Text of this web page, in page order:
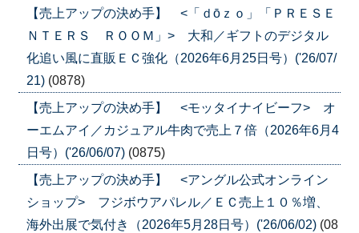
【売上アップの決め手】 <「ｄōｚｏ」「ＰＲＥＳＥ
ＮＴＥＲＳ ＲＯＯＭ」> 大和／ギフトのデジタル
化追い風に直販ＥＣ強化（2026年6月25日号）('26/07/
21) (0878)
【売上アップの決め手】 <モッタイナイビーフ> オ
ーエムアイ／カジュアル牛肉で売上７倍（2026年6月4
日号）('26/06/07) (0875)
【売上アップの決め手】 <アングル公式オンライン
ショップ> フジボウアパレル／ＥＣ売上１０％増、
海外出展で気付き（2026年5月28日号）('26/06/02) (08